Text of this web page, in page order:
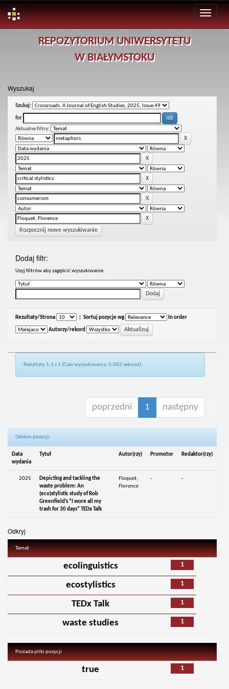
REPOZYTORIUM UNIWERSYTETU
W BIAŁYMSTOKU
Wyszukaj
Szukaj:
for
Aktualne filtry:
Rozpocznij nowe wyszukiwanie
Dodaj filtr:
Uzyj filtrów aby zagęścić wyszukiwanie.
Rezultaty/Strona Sortuj pozycje wg In order
Autorzy/rekord
Rezultaty 1-1 z 1 (Czas wyszukiwania: 0.002 sekund).
poprzedni 1 następny
Odsłon pozycji:
Data
wydania
Tytuł Autor(rzy) Promotor Redaktor(rzy)
2025
Depicting and tackling the
waste problem: An
(eco)stylistic study of Rob
Greenfield’s “I wore all my
trash for 30 days” TEDx Talk
Floquet,
Florence
- -
Odkryj
Temat
1
ecolinguistics
1
ecostylistics
1
TEDx Talk
1
waste studies
Posiada pliki pozycji
1
true